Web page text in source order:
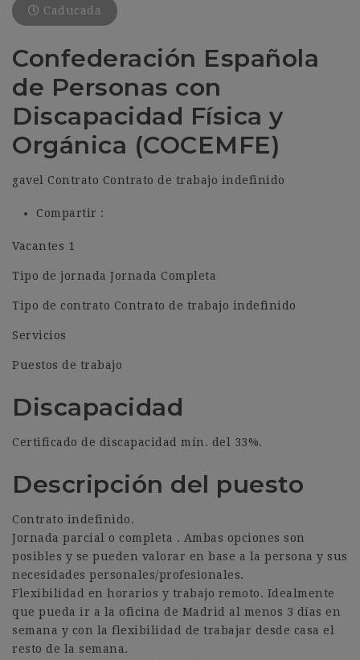
Caducada
Confederación Española
de Personas con
Discapacidad Física y
Orgánica (COCEMFE)
gavel Contrato Contrato de trabajo indefinido
Compartir :
Vacantes 1
Tipo de jornada Jornada Completa
Tipo de contrato Contrato de trabajo indefinido
Servicios
Puestos de trabajo
Discapacidad
Certificado de discapacidad mín. del 33%.
Descripción del puesto
Contrato indefinido.
Jornada parcial o completa . Ambas opciones son
posibles y se pueden valorar en base a la persona y sus
necesidades personales/profesionales.
Flexibilidad en horarios y trabajo remoto. Idealmente
que pueda ir a la oficina de Madrid al menos 3 días en
semana y con la flexibilidad de trabajar desde casa el
resto de la semana.